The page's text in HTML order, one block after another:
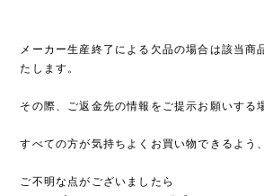
メーカー生産終了による欠品の場合は該当商
たします。
その際、ご返金先の情報をご提示お願いする
すべての方が気持ちよくお買い物できるよう
ご不明な点がございましたら